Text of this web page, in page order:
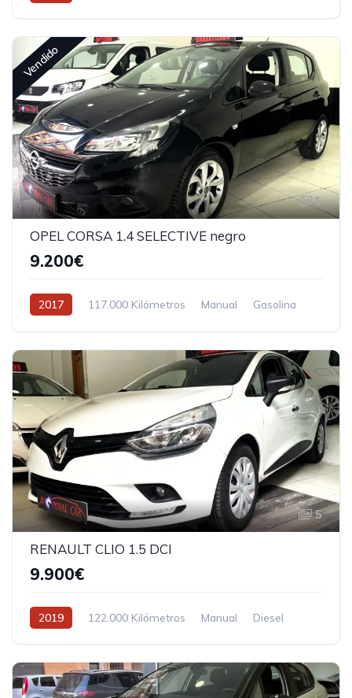
Vendido
5
OPEL CORSA 1.4 SELECTIVE negro
9.200€
2017 117.000 Kilómetros Manual
Gasolina
5
RENAULT CLIO 1.5 DCI
9.900€
2019 122.000 Kilómetros Manual Diesel